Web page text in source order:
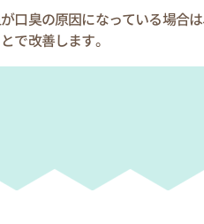
口臭の原因になっている場合
で改善します。